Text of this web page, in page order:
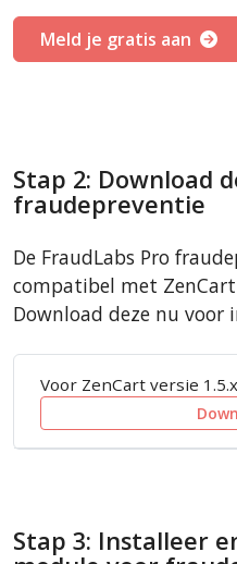
Meld je gratis aan
Stap 2: Download
fraudepreventie
De FraudLabs Pro
compatibel met
Download deze nu voor
Voor ZenCart versie
Stap 3: Installeer